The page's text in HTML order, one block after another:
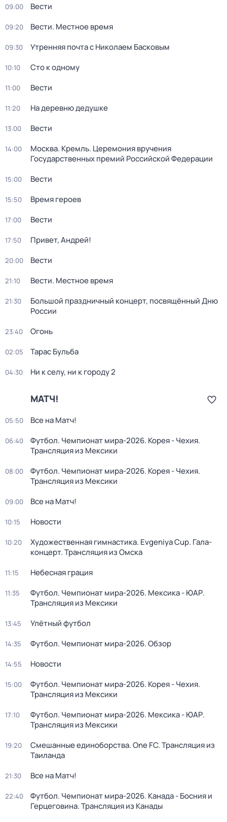
09:00 Вести
09:20 Вести. Местное время
09:30 Утренняя почта с Николаем Басковым
10:10 Сто к одному
11:00 Вести
11:20 На деревню дедушке
13:00 Вести
14:00
Москва. Кремль. Церемония вручения
Государственных премий Российской Федерации
15:00 Вести
15:50 Время героев
17:00 Вести
17:50 Привет, Андрей!
20:00 Вести
21:10 Вести. Местное время
21:30
Большой праздничный концерт, посвящённый Дню
России
23:40 Огонь
02:05 Тарас Бульба
04:30 Ни к селу, ни к городу 2
МАТЧ!
05:50 Все на Матч!
06:40
Футбол. Чемпионат мира-2026. Корея - Чехия.
Трансляция из Мексики
08:00
Футбол. Чемпионат мира-2026. Корея - Чехия.
Трансляция из Мексики
09:00 Все на Матч!
10:15 Новости
10:20
Художественная гимнастика. Evgeniya Cup. Гала-
концерт. Трансляция из Омска
11:15 Небесная грация
11:35
Футбол. Чемпионат мира-2026. Мексика - ЮАР.
Трансляция из Мексики
13:45 Улётный футбол
14:35 Футбол. Чемпионат мира-2026. Обзор
14:55 Новости
15:00
Футбол. Чемпионат мира-2026. Корея - Чехия.
Трансляция из Мексики
17:10
Футбол. Чемпионат мира-2026. Мексика - ЮАР.
Трансляция из Мексики
19:20
Смешанные единоборства. One FC. Трансляция из
Таиланда
21:30 Все на Матч!
22:40
Футбол. Чемпионат мира-2026. Канада - Босния и
Герцеговина. Трансляция из Канады